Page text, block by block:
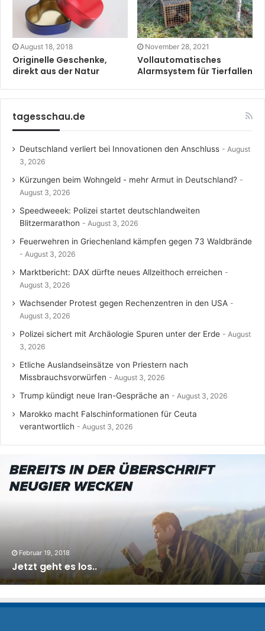
August 18, 2018
Originelle Geschenke,
direkt aus der Natur
November 28, 2021
Vollautomatisches
Alarmsystem für Tierfallen
tagesschau.de
Deutschland verliert bei Innovationen den Anschluss
August
3, 2026
Kürzungen beim Wohngeld - mehr Armut in Deutschland?
August 3, 2026
Speedweeek: Polizei startet deutschlandweiten
Blitzermarathon
August 3, 2026
Feuerwehren in Griechenland kämpfen gegen 73 Waldbrände
August 3, 2026
Marktbericht: DAX dürfte neues Allzeithoch erreichen
August 3, 2026
Wachsender Protest gegen Rechenzentren in den USA
August 3, 2026
Polizei sichert mit Archäologie Spuren unter der Erde
August
3, 2026
Etliche Auslandseinsätze von Priestern nach
Missbrauchsvorwürfen
August 3, 2026
Trump kündigt neue Iran-Gespräche an August 3, 2026
Marokko macht Falschinformationen für Ceuta
verantwortlich
August 3, 2026
Februar 19, 2018
Jetzt geht es los..